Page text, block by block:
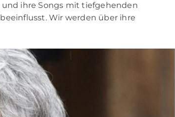
ihre Songs mit tiefgehenden
Wir werden über ihre